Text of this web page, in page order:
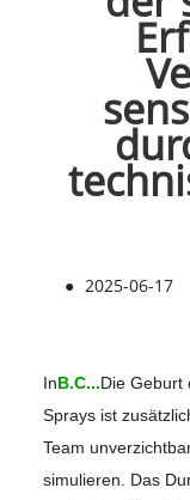
● 2025-06-17
InB.C...Die Geburt
Sprays ist
Team
simulieren. Das